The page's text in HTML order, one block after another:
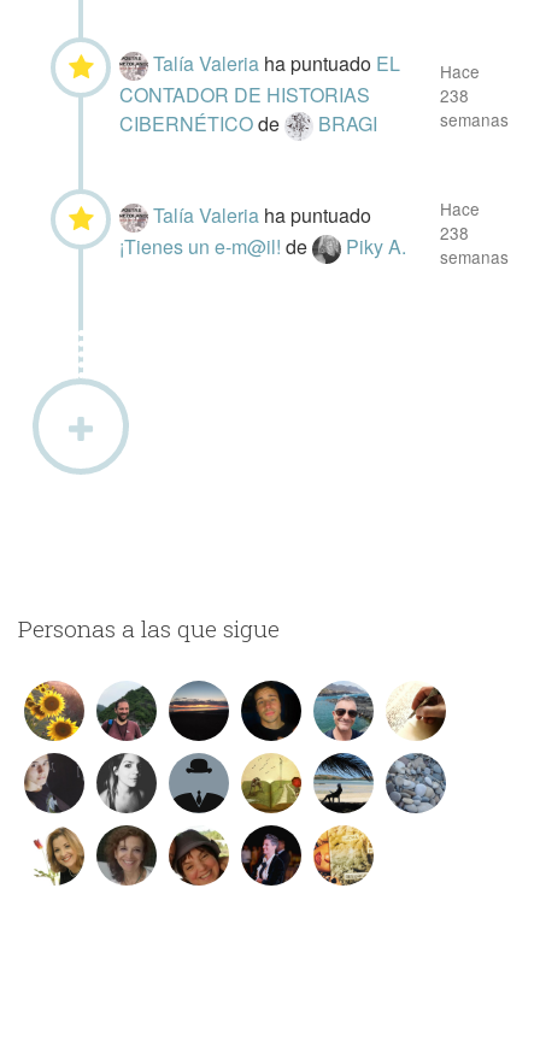
Talía Valeria ha puntuado EL
CONTADOR DE HISTORIAS
CIBERNÉTICOde BRAGI
Hace
238
semanas
Talía Valeria ha puntuado
¡Tienes un e-m@il!de Piky A.
Hace
238
semanas
Personas a las que sigue